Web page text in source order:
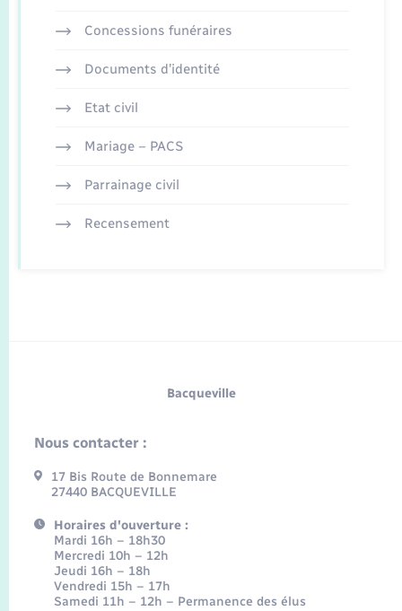
Concessions funéraires
Documents d’identité
Etat civil
Mariage – PACS
Parrainage civil
Recensement
Bacqueville
Nous contacter :
17 Bis Route de Bonnemare
27440 BACQUEVILLE
Horaires d'ouverture :
Mardi 16h – 18h30
Mercredi 10h – 12h
Jeudi 16h – 18h
Vendredi 15h – 17h
Samedi 11h – 12h – Permanence des élus